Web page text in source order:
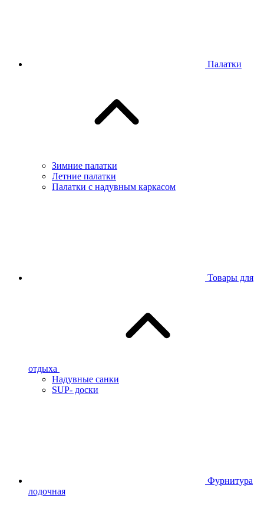
Палатки
Зимние палатки
Летние палатки
Палатки с надувным каркасом
Товары для
отдыха
Надувные санки
SUP- доски
Фурнитура
лодочная